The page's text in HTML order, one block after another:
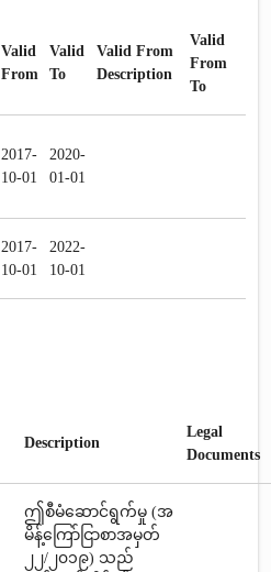
Valid
From
Valid
To
Valid From
Description
Valid
From
To
2017-
10-01
2020-
01-01
2017-
10-01
2022-
10-01
Description
Legal
Documents
ဤစီမံဆောင်ရွက်မှု (အ
မိန့်ကြော်ငြာစာအမှတ်
၂၂/၂၀၁၉) သည်